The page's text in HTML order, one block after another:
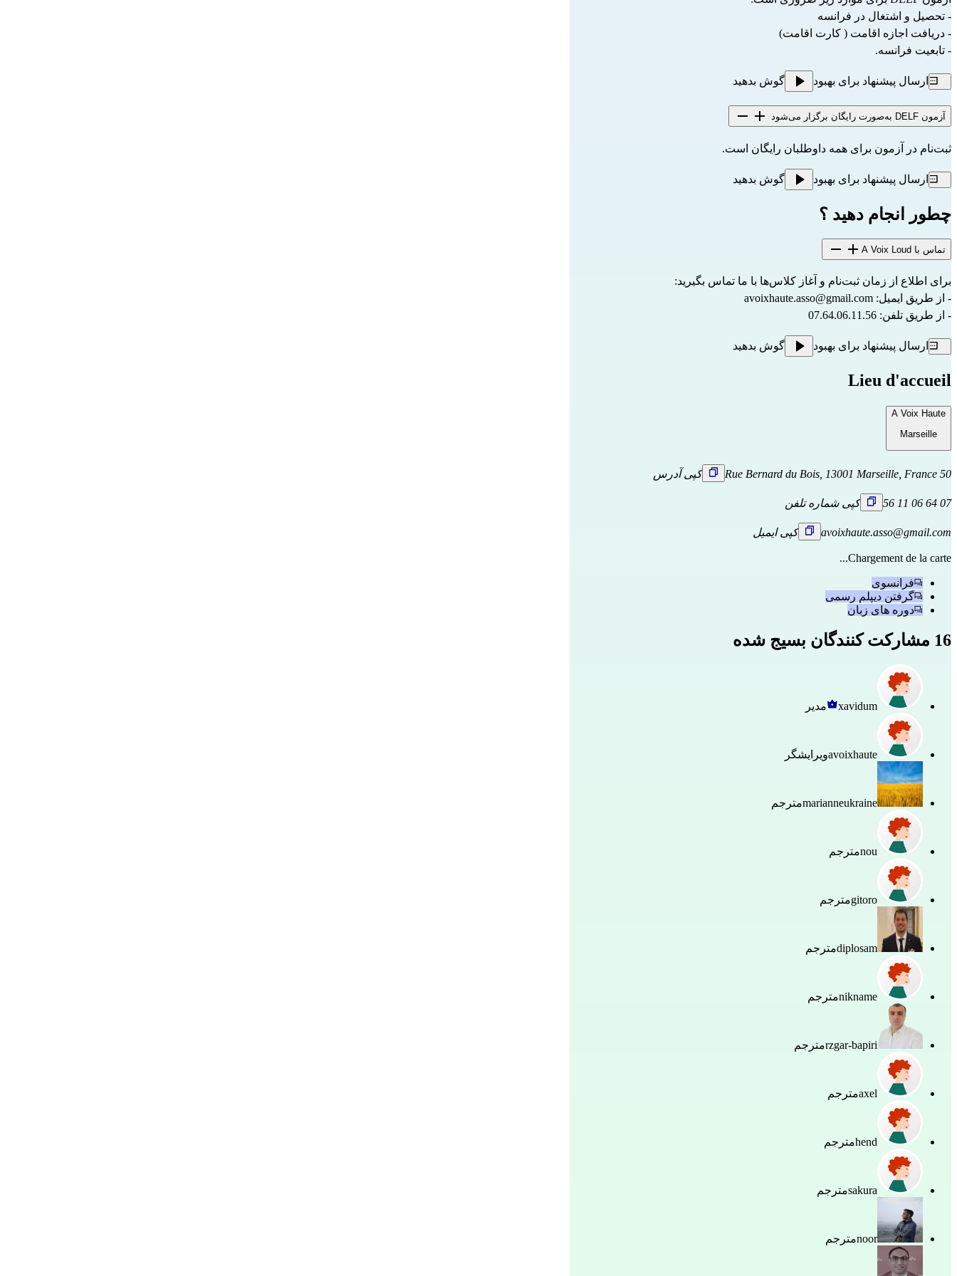
- تحصیل و اشتغال در فرانسه
- دریافت اجازه اقامت ( کارت اقامت)
- تابعیت فرانسه.
ارسال پیشنهاد برای بهبود گوش بدهید
آزمون DELF به‌صورت رایگان برگزار می‌شود
ثبت‌نام در آزمون برای همه داوطلبان رایگان است.
ارسال پیشنهاد برای بهبود گوش بدهید
چطور انجام دهید ؟
تماس با A Voix Loud
برای اطلاع از زمان ثبت‌نام و آغاز کلاس‌ها با ما تماس بگیرید:
- از طریق ایمیل: avoixhaute.asso@gmail.com
- از طریق تلفن: 07.64.06.11.56
ارسال پیشنهاد برای بهبود گوش بدهید
Lieu d'accueil
A Voix Haute
Marseille
50 Rue Bernard du Bois, 13001 Marseille, France کپی آدرس
07 64 06 11 56 کپی شماره تلفن
avoixhaute.asso@gmail.com کپی ایمیل
Chargement de la carte...
فرانسوی
گرفتن دیپلم رسمی
دوره های زبان
16 مشارکت کنندگان بسیج شده
xavidum مدیر
avoixhauteویرایشگر
marianneukraineمترجم
nouمترجم
gitoroمترجم
diplosamمترجم
niknameمترجم
rzgar-bapiriمترجم
axelمترجم
hendمترجم
sakuraمترجم
noorمترجم